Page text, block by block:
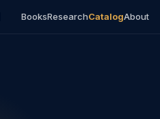
BooksResearchCatalogAbout